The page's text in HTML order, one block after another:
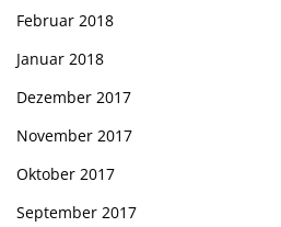
Februar 2018
Januar 2018
Dezember 2017
November 2017
Oktober 2017
September 2017